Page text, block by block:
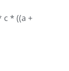
c * ((a +